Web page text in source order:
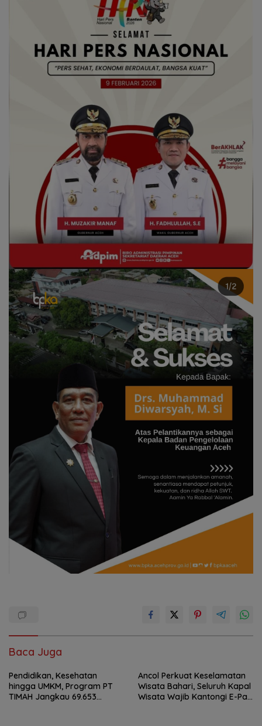
Baca Juga
Pendidikan, Kesehatan
hingga UMKM, Program PT
TIMAH Jangkau 69.653
Ancol Perkuat Keselamatan
Wisata Bahari, Seluruh Kapal
Wisata Wajib Kantongi E-Pas